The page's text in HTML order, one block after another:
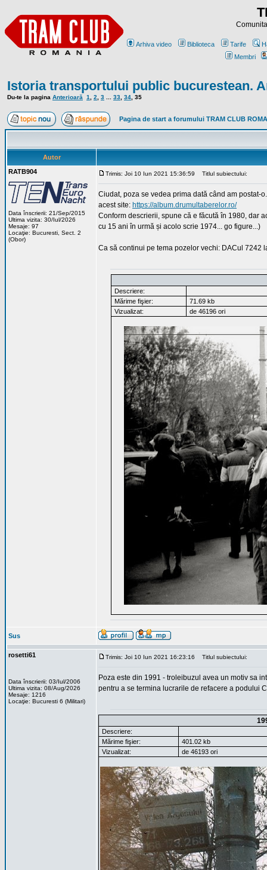
Arhiva video Biblioteca Tarife
Membri
Istoria transportului public bucurestean.
Du-te la pagina Anterioară 1 2 3 33 34 35
Pagina de start a forumului TRAM CLUB
Autor
RATB904
Data înscrierii: 21/Sep/2015
Ultima vizita: 30/Iul/2026
Mesaje: 97
Locaţie: Bucuresti, Sect. 2
(Obor)
Trimis: Joi 10 Iun 2021 15:36:59 Titlul subiectului:
Ciudat, poza se vedea prima dată când am postat-
acest site: https://album.drumultaberelor.ro/
Conform descrierii, spune că e făcută în 1980, dar
cu 15 ani în urmă și acolo scrie 1974... go figure...)
Ca să continui pe tema pozelor vechi: DACul 7242
Descriere:
Mărime fişier:
71.69 kb
Vizualizat:
de 46196 ori
Sus
rosetti61
Data înscrierii: 03/Iul/2006
Ultima vizita: 08/Aug/2026
Mesaje: 1216
Locaţie: Bucuresti 6 (Militari)
Trimis: Joi 10 Iun 2021 16:23:16 Titlul subiectului:
Poza este din 1991 - troleibuzul avea un motiv sa
pentru a se termina lucrarile de refacere a podului
Descriere:
Mărime fişier:
401.02 kb
Vizualizat:
de 46193 ori